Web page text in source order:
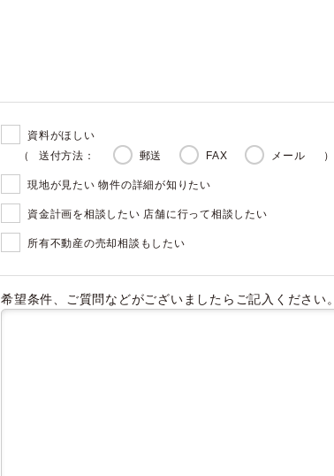
資料がほしい
（
送付方法： 郵送 FAX メール ）
現地が見たい 物件の詳細が知りたい
資金計画を相談したい 店舗に行って相談したい
所有不動産の売却相談もしたい
希望条件、ご質問などがございましたらご記入ください。